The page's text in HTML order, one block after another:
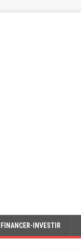
FINANCER-INVESTIR